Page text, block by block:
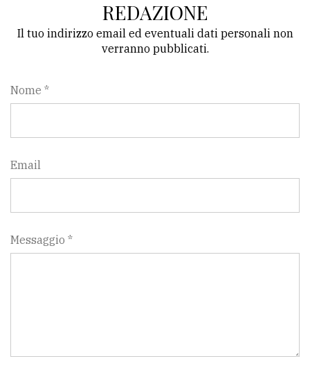
REDAZIONE
Il tuo indirizzo email ed eventuali dati personali non
verranno pubblicati.
Nome *
Email
Messaggio *